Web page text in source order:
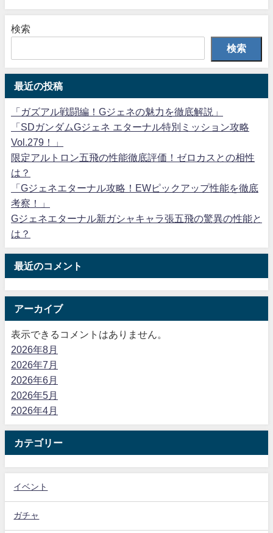
検索
検索
最近の投稿
「ガズアル戦闘編！Gジェネの魅力を徹底解説」
「SDガンダムGジェネ エターナル特別ミッション攻略
Vol.279！」
限定アルトロン五飛の性能徹底評価！ゼロカスとの相性
は？
「Gジェネエターナル攻略！EWピックアップ性能を徹底
考察！」
Gジェネエターナル新ガシャキャラ張五飛の驚異の性能と
は？
最近のコメント
アーカイブ
表示できるコメントはありません。
2026年8月
2026年7月
2026年6月
2026年5月
2026年4月
カテゴリー
イベント
ガチャ